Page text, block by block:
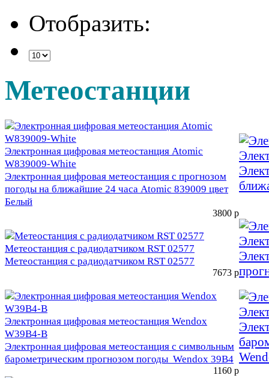
Отобразить:
Метеостанции
Электронная цифровая метеостанция Atomic
W839009-White
Электронная цифровая метеостанция с прогнозом
погоды на ближайшие 24 часа Atomic 839009 цвет
Белый
3800 р
Метеостанция с радиодатчиком RST 02577
Метеостанция с радиодатчиком RST 02577
7673 р
Электронная цифровая метеостанция Wendox
W39B4-B
Электронная цифровая метеостанция с символьным
барометрическим прогнозом погоды Wendox 39B4
1160 р